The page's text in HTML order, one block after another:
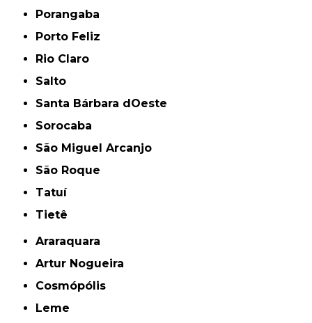
Porangaba
Porto Feliz
Rio Claro
Salto
Santa Bárbara dOeste
Sorocaba
São Miguel Arcanjo
São Roque
Tatuí
Tietê
Araraquara
Artur Nogueira
Cosmópólis
Leme